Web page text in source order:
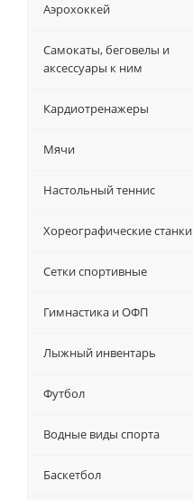
Аэрохоккей
Самокаты, беговелы и
аксессуары к ним
Кардиотренажеры
Мячи
Настольный теннис
Хореографические станки
Сетки спортивные
Гимнастика и ОФП
Лыжный инвентарь
Футбол
Водные виды спорта
Баскетбол